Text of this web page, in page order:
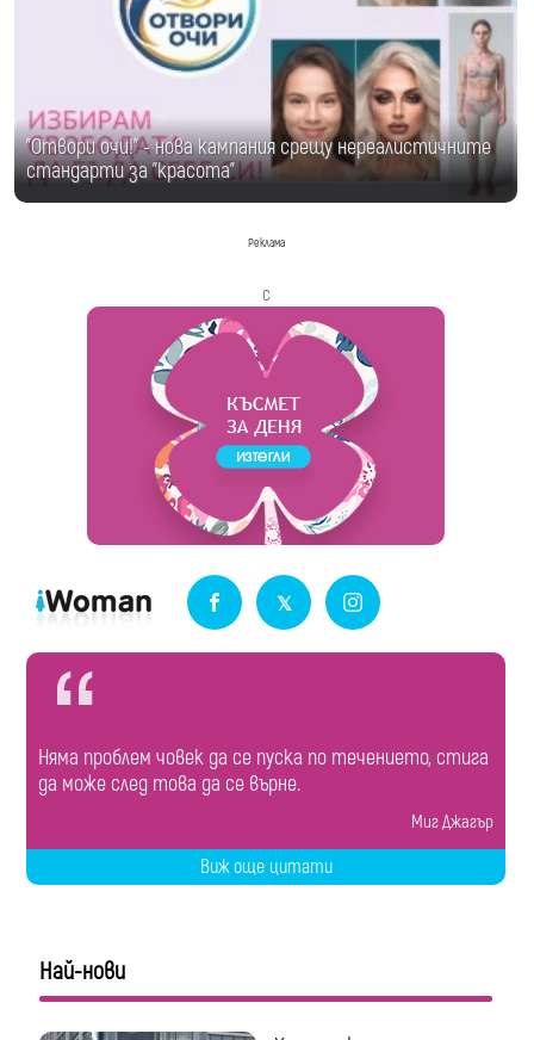
"Отвори очи!" - нова кампания срещу нереалистичните
стандарти за "красота"
Реклама
с
Няма проблем човек да се пуска по течението, стига
да може след това да се върне.
Миг Джагър
Виж още цитати
Най-нови